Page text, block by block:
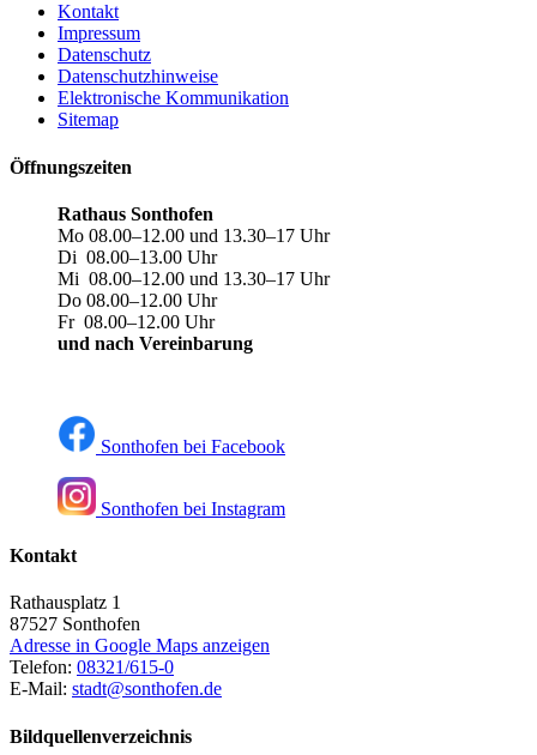
Kontakt
Impressum
Datenschutz
Datenschutzhinweise
Elektronische Kommunikation
Sitemap
Öffnungszeiten
Rathaus Sonthofen
Mo 08.00–12.00 und 13.30–17 Uhr
Di 08.00–13.00 Uhr
Mi 08.00–12.00 und 13.30–17 Uhr
Do 08.00–12.00 Uhr
Fr 08.00–12.00 Uhr
und nach Vereinbarung
Sonthofen bei Facebook
Sonthofen bei Instagram
Kontakt
Rathausplatz 1
87527 Sonthofen
Adresse in Google Maps anzeigen
Telefon: 08321/615-0
E-Mail: stadt@sonthofen.de
Bildquellenverzeichnis